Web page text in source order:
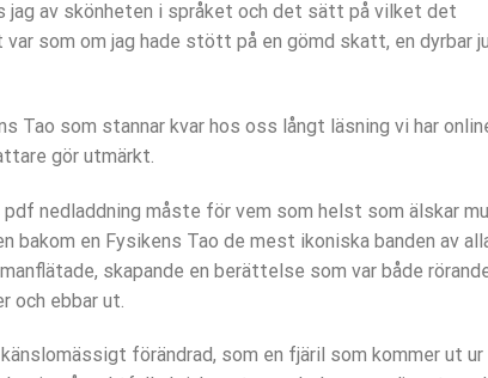
jag av skönheten i språket och det sätt på vilket det
som om jag hade stött på en gömd skatt, en dyrbar
Tao som stannar kvar hos oss långt läsning vi har
gör utmärkt.
nedladdning måste för vem som helst som älskar
bakom en Fysikens Tao de mest ikoniska banden av
skapande en berättelse som var både
och ebbar ut.
förändrad, som en fjäril som kommer ut ur